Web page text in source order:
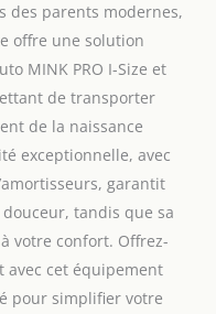
des parents modernes,
offre une solution
MINK PRO I-Size et
de transporter
de la naissance
exceptionnelle, avec
garantit
tandis que sa
votre confort. Offrez-
avec cet équipement
pour simplifier votre